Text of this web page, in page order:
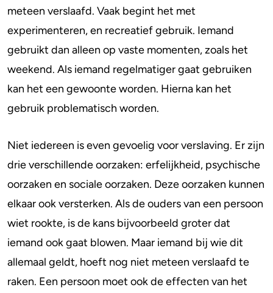
meteen verslaafd. Vaak begint het met
experimenteren, en recreatief gebruik. Iemand
gebruikt dan alleen op vaste momenten, zoals het
weekend. Als iemand regelmatiger gaat gebruiken
kan het een gewoonte worden. Hierna kan het
gebruik problematisch worden.
Niet iedereen is even gevoelig voor verslaving. Er zijn
drie verschillende oorzaken: erfelijkheid, psychische
oorzaken en sociale oorzaken. Deze oorzaken kunnen
elkaar ook versterken. Als de ouders van een persoon
wiet rookte, is de kans bijvoorbeeld groter dat
iemand ook gaat blowen. Maar iemand bij wie dit
allemaal geldt, hoeft nog niet meteen verslaafd te
raken. Een persoon moet ook de effecten van het